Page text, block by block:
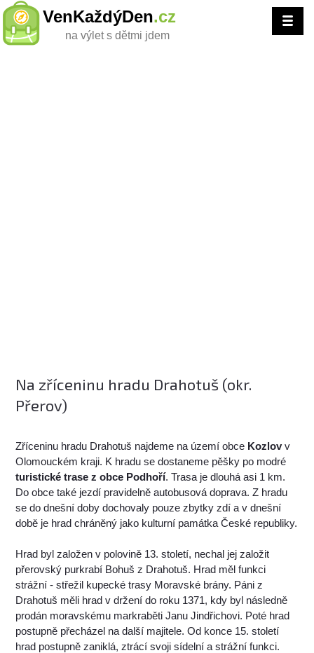
VenKaždýDen.cz
na výlet s dětmi jdem
Na zříceninu hradu Drahotuš (okr.
Přerov)
Zříceninu hradu Drahotuš najdeme na území obce Kozlovv
Olomouckém kraji. K hradu se dostaneme pěšky po modré
turistické trase z obce Podhoří. Trasa je dlouhá asi 1 km.
Do obce také jezdí pravidelně autobusová doprava. Z hradu
se do dnešní doby dochovaly pouze zbytky zdí a v dnešní
době je hrad chráněný jako kulturní památka České republiky.
Hrad byl založen v polovině 13. století, nechal jej založit
přerovský purkrabí Bohuš z Drahotuš. Hrad měl funkci
strážní - střežil kupecké trasy Moravské brány. Páni z
Drahotuš měli hrad v držení do roku 1371, kdy byl následně
prodán moravskému markraběti Janu Jindřichovi. Poté hrad
postupně přecházel na další majitele. Od konce 15. století
hrad postupně zaniklá, ztrácí svoji sídelní a strážní funkci.